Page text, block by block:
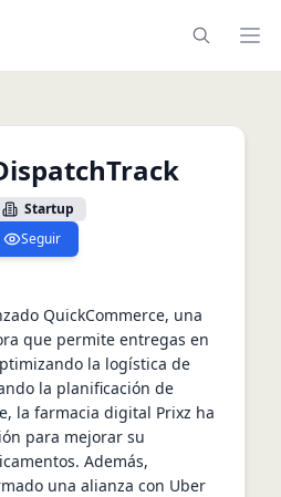
Startup
Seguir
QuickCommerce, una
que permite entregas en
la logística de
la planificación de
la farmacia digital Prixz ha
para mejorar su
Además,
una alianza con Uber